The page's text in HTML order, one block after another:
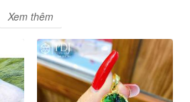
XEM CHI TIẾT
Xem thêm